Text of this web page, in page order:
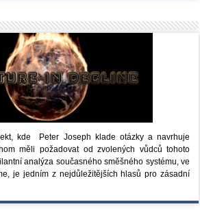
kde Peter Joseph klade otázky a navrhuje
měli požadovat od zvolených vůdců tohoto
analýza současného směšného systému, ve
je jedním z nejdůležitějších hlasů pro zásadní